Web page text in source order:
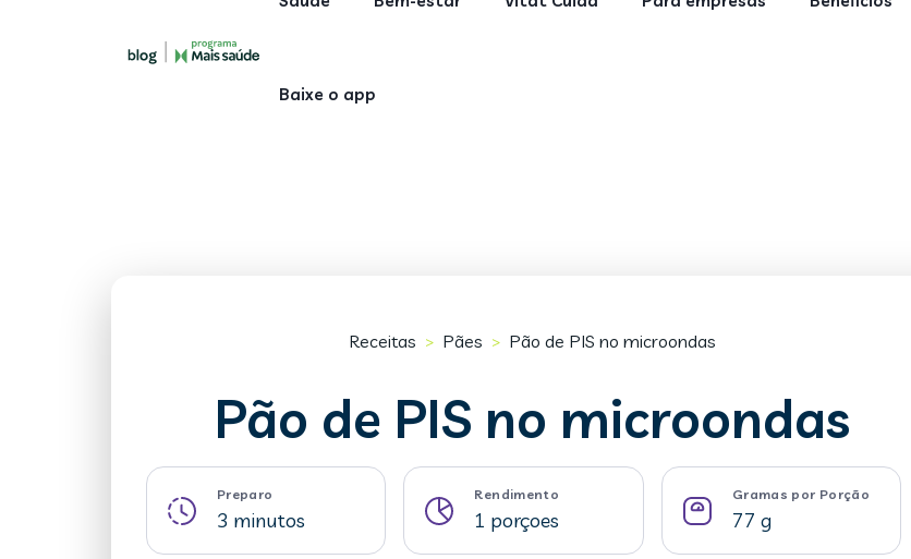
Baixe o app
Receitas > Pães > Pão de PIS no microondas
Pão de PIS no microondas
Preparo
3 minutos
Rendimento
1 porçoes
Gramas por Porção
77 g